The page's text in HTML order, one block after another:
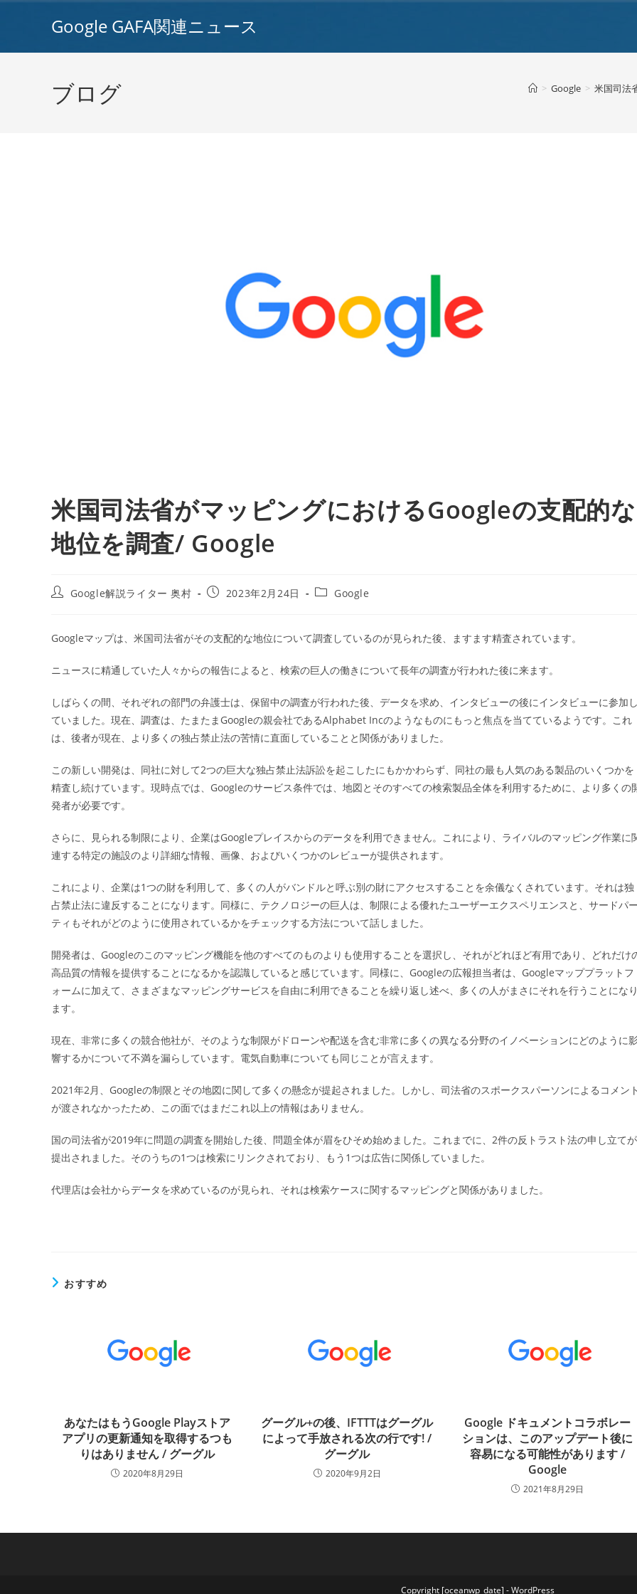
Google GAFA関連ニュース
ブログ > Google > 米国司法
米国司法省がマッピングにおけるGoogleの支配的な
地位を調査/ Google
投
Google解説ライター 奥村
投
開
日:
2023年2月24日
投
テ
ゴ
ー:
Google
Googleマップは、米国司法省がその支配的な地位について調査しているのが見られた後、ますます精査されています。
ニュースに精通していた人々からの報告によると、検索の巨人の働きについて長年の調査が行われた後に来ます。
しばらくの間、それぞれの部門の弁護士は、保留中の調査が行われた後、データを求め、インタビューの後にインタビューに参加し
ていました。現在、調査は、たまたまGoogleの親会社であるAlphabet Incのようなものにもっと焦点を当てているようです。これ
は、後者が現在、より多くの独占禁止法の苦情に直面していることと関係がありました。
この新しい開発は、同社に対して2つの巨大な独占禁止法訴訟を起こしたにもかかわらず、同社の最も人気のある製品のいくつかを
精査し続けています。現時点では、Googleのサービス条件では、地図とそのすべての検索製品全体を利用するために、より多くの
発者が必要です。
さらに、見られる制限により、企業はGoogleプレイスからのデータを利用できません。これにより、ライバルのマッピング作業に
連する特定の施設のより詳細な情報、画像、およびいくつかのレビューが提供されます。
これにより、企業は1つの財を利用して、多くの人がバンドルと呼ぶ別の財にアクセスすることを余儀なくされています。それは独
占禁止法に違反することになります。同様に、テクノロジーの巨人は、制限による優れたユーザーエクスペリエンスと、サードパー
ティもそれがどのように使用されているかをチェックする方法について話しました。
開発者は、Googleのこのマッピング機能を他のすべてのものよりも使用することを選択し、それがどれほど有用であり、どれだけ
高品質の情報を提供することになるかを認識していると感じています。同様に、Googleの広報担当者は、Googleマッププラットフ
ォームに加えて、さまざまなマッピングサービスを自由に利用できることを繰り返し述べ、多くの人がまさにそれを行うことになり
ます。
現在、非常に多くの競合他社が、そのような制限がドローンや配送を含む非常に多くの異なる分野のイノベーションにどのように
響するかについて不満を漏らしています。電気自動車についても同じことが言えます。
2021年2月、Googleの制限とその地図に関して多くの懸念が提起されました。しかし、司法省のスポークスパーソンによるコメント
が渡されなかったため、この面ではまだこれ以上の情報はありません。
国の司法省が2019年に問題の調査を開始した後、問題全体が眉をひそめ始めました。これまでに、2件の反トラスト法の申し立てが
提出されました。そのうちの1つは検索にリンクされており、もう1つは広告に関係していました。
代理店は会社からデータを求めているのが見られ、それは検索ケースに関するマッピングと関係がありました。
おすすめ
あなたはもうGoogle Playストア
アプリの更新通知を取得するつも
りはありません / グーグル
2020年8月29日
グーグル+の後、IFTTTはグーグル
によって手放される次の行です! /
グーグル
2020年9月2日
Google ドキュメントコラボレー
ションは、このアップデート後に
容易になる可能性があります /
Google
2021年8月29日
Copyright [oceanwp_date] - WordPress